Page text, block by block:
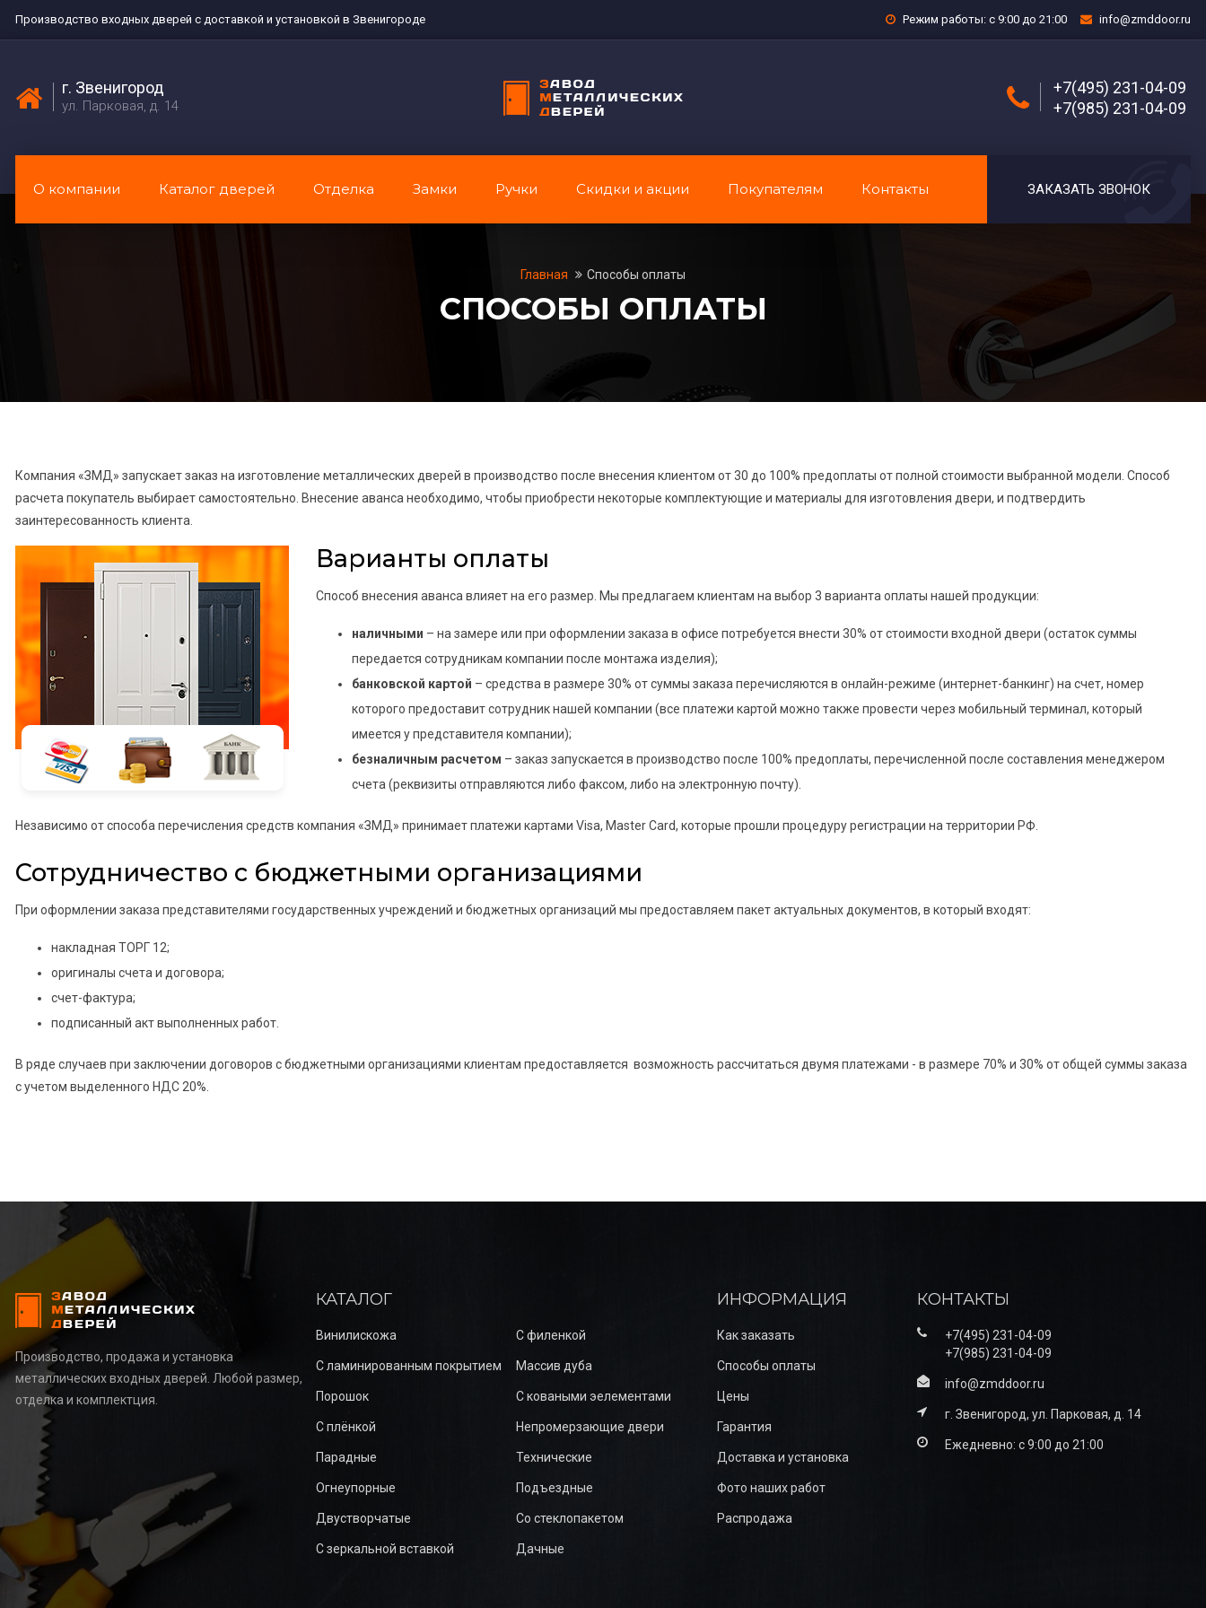
Производство входных дверей с доставкой и установкой в Звенигороде Режим работы: с 9:00 до 21:00 info@zmddoor.ru
г. Звенигород
ул. Парковая, д. 14
+7(495) 231-04-09
+7(985) 231-04-09
О компании Каталог дверей Отделка Замки Ручки Скидки и акции Покупателям Контакты ЗАКАЗАТЬ ЗВОНОК
Главная Способы оплаты
СПОСОБЫ ОПЛАТЫ
Компания «ЗМД» запускает заказ на изготовление металлических дверей в производство после внесения клиентом от 30 до 100% предоплаты от полной стоимости выбранной модели. Способ
расчета покупатель выбирает самостоятельно. Внесение аванса необходимо, чтобы приобрести некоторые комплектующие и материалы для изготовления двери, и подтвердить
заинтересованность клиента.
Варианты оплаты
Способ внесения аванса влияет на его размер. Мы предлагаем клиентам на выбор 3 варианта оплаты нашей продукции:
наличными – на замере или при оформлении заказа в офисе потребуется внести 30% от стоимости входной двери (остаток суммы
передается сотрудникам компании после монтажа изделия);
банковской картой – средства в размере 30% от суммы заказа перечисляются в онлайн-режиме (интернет-банкинг) на счет, номер
которого предоставит сотрудник нашей компании (все платежи картой можно также провести через мобильный терминал, который
имеется у представителя компании);
безналичным расчетом – заказ запускается в производство после 100% предоплаты, перечисленной после составления менеджером
счета (реквизиты отправляются либо факсом, либо на электронную почту).
Независимо от способа перечисления средств компания «ЗМД» принимает платежи картами Visa, Master Card, которые прошли процедуру регистрации на территории РФ.
Сотрудничество с бюджетными организациями
При оформлении заказа представителями государственных учреждений и бюджетных организаций мы предоставляем пакет актуальных документов, в который входят:
накладная ТОРГ 12;
оригиналы счета и договора;
счет-фактура;
подписанный акт выполненных работ.
В ряде случаев при заключении договоров с бюджетными организациями клиентам предоставляется возможность рассчитаться двумя платежами - в размере 70% и 30% от общей суммы заказа
с учетом выделенного НДС 20%.
Производство, продажа и установка
металлических входных дверей. Любой размер,
отделка и комплектция.
КАТАЛОГ
Винилискожа
С ламинированным покрытием
Порошок
С плёнкой
Парадные
Огнеупорные
Двустворчатые
С зеркальной вставкой
С филенкой
Массив дуба
С коваными эелементами
Непромерзающие двери
Технические
Подъездные
Со стеклопакетом
Дачные
ИНФОРМАЦИЯ
Как заказать
Способы оплаты
Цены
Гарантия
Доставка и установка
Фото наших работ
Распродажа
КОНТАКТЫ
+7(495) 231-04-09
+7(985) 231-04-09
info@zmddoor.ru
г. Звенигород, ул. Парковая, д. 14
Ежедневно: с 9:00 до 21:00